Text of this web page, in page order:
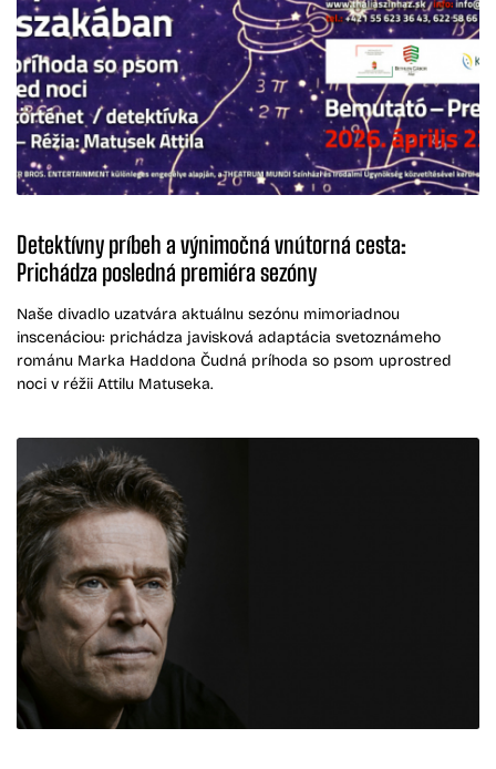
Detektívny príbeh a výnimočná vnútorná cesta:
Prichádza posledná premiéra sezóny
Naše divadlo uzatvára aktuálnu sezónu mimoriadnou
inscenáciou: prichádza javisková adaptácia svetoznámeho
románu Marka Haddona Čudná príhoda so psom uprostred
noci v réžii Attilu Matuseka.